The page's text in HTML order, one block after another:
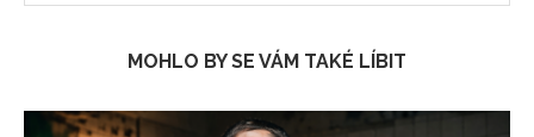
MOHLO BY SE VÁM TAKÉ LÍBIT